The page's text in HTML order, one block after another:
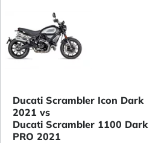
Ducati Scrambler Icon Dark
2021 vs
Ducati Scrambler 1100 Dark
PRO 2021